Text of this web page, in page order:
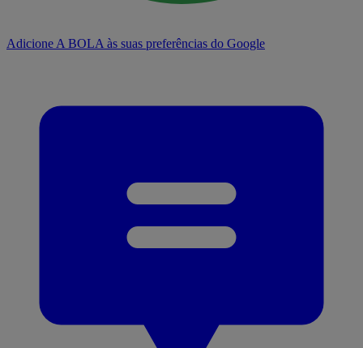
Adicione A BOLA às suas preferências do Google